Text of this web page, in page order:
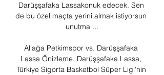
Darüşşafaka Lassakonuk edecek. Sen
de bu özel maçta yerini almak istiyorsun
unutma ...
Aliağa Petkimspor vs. Darüşşafaka
Lassa Önizleme. Darüşşafaka Lassa,
Türkiye Sigorta Basketbol Süper Ligi'nin